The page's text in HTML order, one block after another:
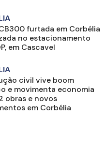
furtada em Corbélia
no estacionamento
em Cascavel
civil vive boom
e movimenta economia
obras e novos
em Corbélia